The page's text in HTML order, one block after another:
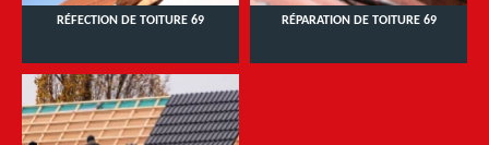
RÉFECTION DE TOITURE 69 RÉPARATION DE TOITURE 69